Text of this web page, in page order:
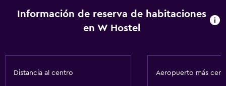
Información de reserva de habitaciones
en W Hostel
Distancia al centro Aeropuerto más